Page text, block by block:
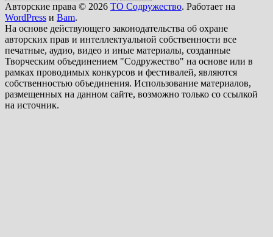
Авторские права © 2026 ТО Содружество. Работает на
WordPress и Bam.
На основе действующего законодательства об охране
авторских прав и интеллектуальной собственности все
печатные, аудио, видео и иные материалы, созданные
Творческим объединением "Содружество" на основе или в
рамках проводимых конкурсов и фестивалей, являются
собственностью объединения. Использование материалов,
размещенных на данном сайте, возможно только со ссылкой
на источник.